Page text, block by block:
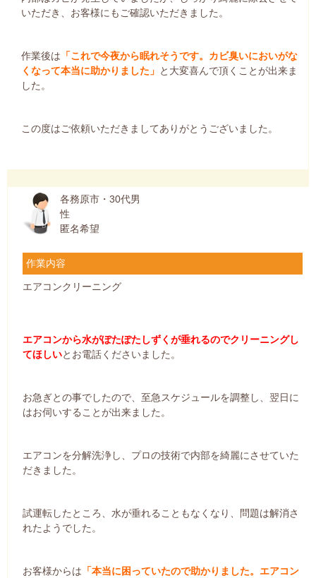
いただき、お客様にもご確認いただきました。
作業後は 「これで今夜から眠れそうです。カビ臭いにおいがな
くなって本当に助かりました」 と大変喜んで頂くことが出来ま
した。
この度はご依頼いただきましてありがとうございました。
各務原市・30代男
性
匿名希望
作業内容
エアコンクリーニング
エアコンから水がぽたぽたしずくが垂れるのでクリーニングし
てほしいとお電話くださいました。
お急ぎとの事でしたので、至急スケジュールを調整し、翌日に
はお伺いすることが出来ました。
エアコンを分解洗浄し、プロの技術で内部を綺麗にさせていた
だきました。
試運転したところ、水が垂れることもなくなり、問題は解消さ
れたようでした。
お客様からは 「本当に困っていたので助かりました。エアコン